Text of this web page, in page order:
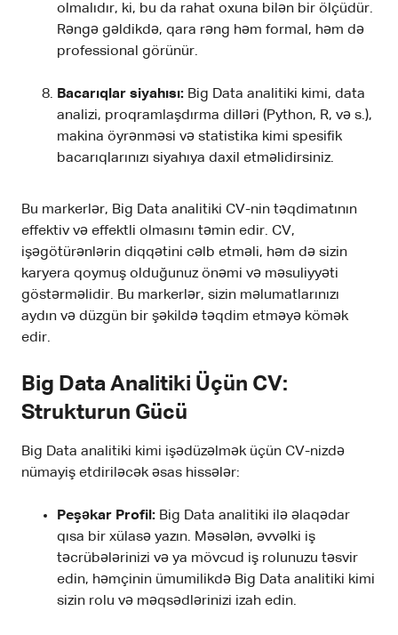
olmalıdır, ki, bu da rahat oxuna bilən bir ölçüdür.
Rəngə gəldikdə, qara rəng həm formal, həm də
professional görünür.
Bacarıqlar siyahısı: Big Data analitiki kimi, data
analizi, proqramlaşdırma dilləri (Python, R, və s.),
makina öyrənməsi və statistika kimi spesifik
bacarıqlarınızı siyahıya daxil etməlidirsiniz.
Bu markerlər, Big Data analitiki CV-nin təqdimatının
effektiv və effektli olmasını təmin edir. CV,
işəgötürənlərin diqqətini cəlb etməli, həm də sizin
karyera qoymuş olduğunuz önəmi və məsuliyyəti
göstərməlidir. Bu markerlər, sizin məlumatlarınızı
aydın və düzgün bir şəkildə təqdim etməyə kömək
edir.
Big Data Analitiki Üçün CV:
Strukturun Gücü
Big Data analitiki kimi işədüzəlmək üçün CV-nizdə
nümayiş etdiriləcək əsas hissələr:
Peşəkar Profil: Big Data analitiki ilə əlaqədar
qısa bir xülasə yazın. Məsələn, əvvəlki iş
təcrübələrinizi və ya mövcud iş rolunuzu təsvir
edin, həmçinin ümumilikdə Big Data analitiki kimi
sizin rolu və məqsədlərinizi izah edin.